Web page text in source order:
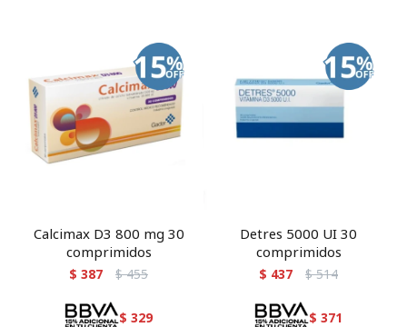
Calcimax D3 800 mg 30
comprimidos
$ 387 $ 455
$ 329
Detres 5000 UI 30
comprimidos
$ 437 $ 514
$ 371